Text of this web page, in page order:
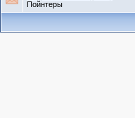
Пойнтеры